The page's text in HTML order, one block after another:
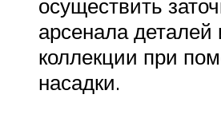
осуществить
арсенала
коллекции при
насадки.